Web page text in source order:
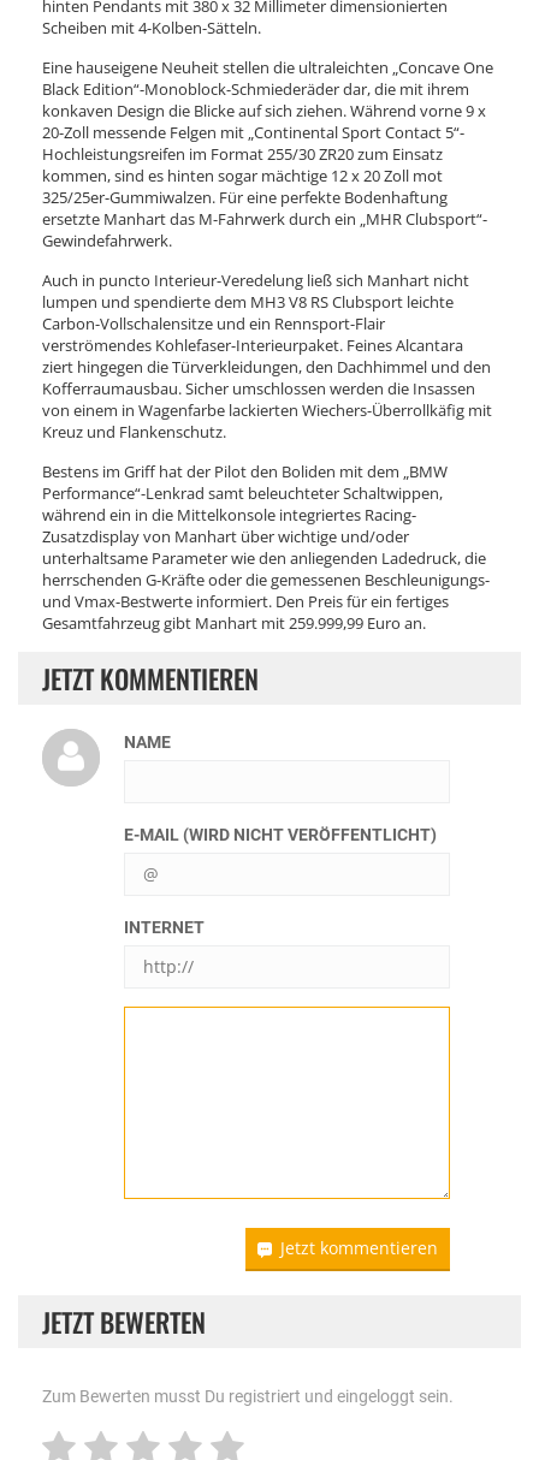
hinten Pendants mit 380 x 32 Millimeter dimensionierten
Scheiben mit 4-Kolben-Sätteln.
Eine hauseigene Neuheit stellen die ultraleichten „Concave One
Black Edition“-Monoblock-Schmiederäder dar, die mit ihrem
konkaven Design die Blicke auf sich ziehen. Während vorne 9 x
20-Zoll messende Felgen mit „Continental Sport Contact 5“-
Hochleistungsreifen im Format 255/30 ZR20 zum Einsatz
kommen, sind es hinten sogar mächtige 12 x 20 Zoll mot
325/25er-Gummiwalzen. Für eine perfekte Bodenhaftung
ersetzte Manhart das M-Fahrwerk durch ein „MHR Clubsport“-
Gewindefahrwerk.
Auch in puncto Interieur-Veredelung ließ sich Manhart nicht
lumpen und spendierte dem MH3 V8 RS Clubsport leichte
Carbon-Vollschalensitze und ein Rennsport-Flair
verströmendes Kohlefaser-Interieurpaket. Feines Alcantara
ziert hingegen die Türverkleidungen, den Dachhimmel und den
Kofferraumausbau. Sicher umschlossen werden die Insassen
von einem in Wagenfarbe lackierten Wiechers-Überrollkäfig mit
Kreuz und Flankenschutz.
Bestens im Griff hat der Pilot den Boliden mit dem „BMW
Performance“-Lenkrad samt beleuchteter Schaltwippen,
während ein in die Mittelkonsole integriertes Racing-
Zusatzdisplay von Manhart über wichtige und/oder
unterhaltsame Parameter wie den anliegenden Ladedruck, die
herrschenden G-Kräfte oder die gemessenen Beschleunigungs-
und Vmax-Bestwerte informiert. Den Preis für ein fertiges
Gesamtfahrzeug gibt Manhart mit 259.999,99 Euro an.
JETZT KOMMENTIEREN
NAME
E-MAIL (WIRD NICHT VERÖFFENTLICHT)
INTERNET
Jetzt kommentieren
JETZT BEWERTEN
Zum Bewerten musst Du registriert und eingeloggt sein.